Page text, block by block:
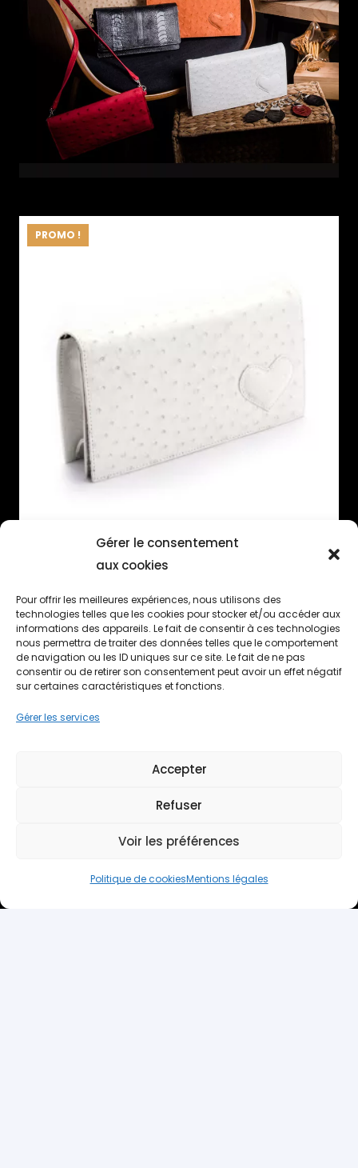
Gérer le consentement
aux cookies
Pour offrir les meilleures expériences, nous utilisons des
technologies telles que les cookies pour stocker et/ou accéder aux
informations des appareils. Le fait de consentir à ces technologies
nous permettra de traiter des données telles que le comportement
de navigation ou les ID uniques sur ce site. Le fait de ne pas
consentir ou de retirer son consentement peut avoir un effet négatif
sur certaines caractéristiques et fonctions.
Gérer les services
Accepter
Refuser
Voir les préférences
Politique de cookiesMentions légales
PROMO !
Pochette en cuir d’autruche – INÈS
–200,00€Plage
de
prix :
100,00€
à
200,00€
VOIR TOUS LES PRODUITS